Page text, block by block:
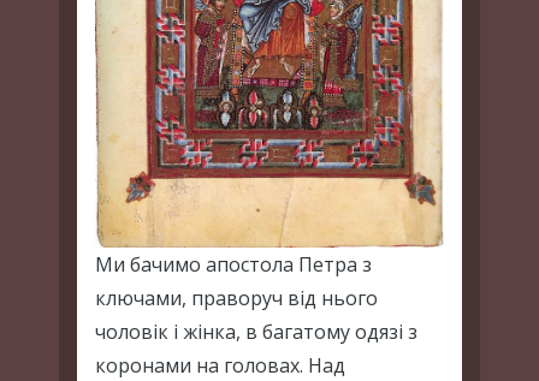
Ми бачимо апостола Петра з
ключами, праворуч від нього
чоловік і жінка, в багатому одязі з
коронами на головах. Над